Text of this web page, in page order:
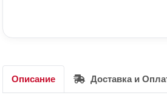
Описание Доставка и